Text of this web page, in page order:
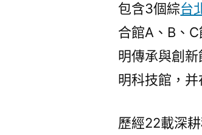
包含3個綜台
合館A、B、
明傳承與創
明科技館，
歷經22載深